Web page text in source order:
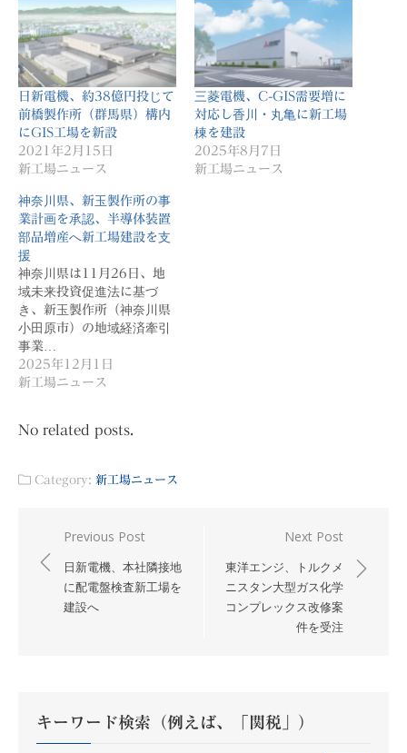
日新電機、約38億円投じて
前橋製作所（群馬県）構内
にGIS工場を新設
2021年2月15日
新工場ニュース
三菱電機、C-GIS需要増に
対応し香川・丸亀に新工場
棟を建設
2025年8月7日
新工場ニュース
神奈川県、新玉製作所の事
業計画を承認、半導体装置
部品増産へ新工場建設を支
援
神奈川県は11月26日、地
域未来投資促進法に基づ
き、新玉製作所（神奈川県
小田原市）の地域経済牽引
事業…
2025年12月1日
新工場ニュース
No related posts.
Category: 新工場ニュース
稿
ョ
ン
Previous Post
日新電機、本社隣接地
に配電盤検査新工場を
建設へ
Next Post
東洋エンジ、トルクメ
ニスタン大型ガス化学
コンプレックス改修案
件を受注
キーワード検索（例えば、「関税」）